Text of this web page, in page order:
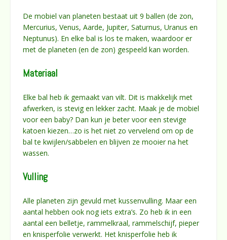
De mobiel van planeten bestaat uit 9 ballen (de zon,
Mercurius, Venus, Aarde, Jupiter, Saturnus, Uranus en
Neptunus). En elke bal is los te maken, waardoor er
met de planeten (en de zon) gespeeld kan worden.
Materiaal
Elke bal heb ik gemaakt van vilt. Dit is makkelijk met
afwerken, is stevig en lekker zacht. Maak je de mobiel
voor een baby? Dan kun je beter voor een stevige
katoen kiezen…zo is het niet zo vervelend om op de
bal te kwijlen/sabbelen en blijven ze mooier na het
wassen.
Vulling
Alle planeten zijn gevuld met kussenvulling. Maar een
aantal hebben ook nog iets extra’s. Zo heb ik in een
aantal een belletje, rammelkraal, rammelschijf, pieper
en knisperfolie verwerkt. Het knisperfolie heb ik